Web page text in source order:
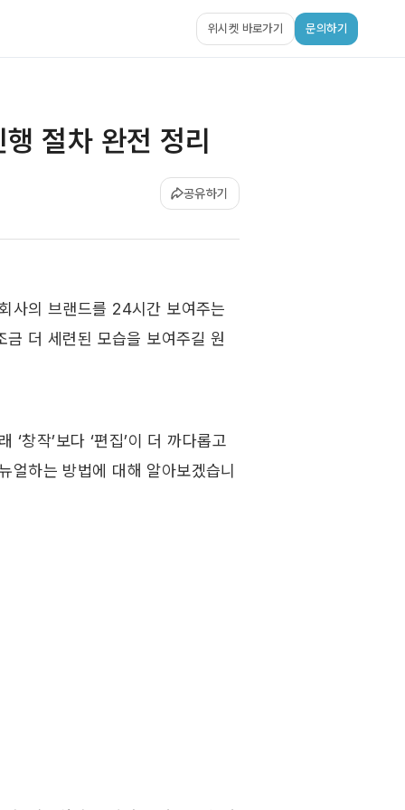
위시켓 바로가기 문의하기
절차 완전 정리
공유하기
사의 브랜드를 24시간 보여주는
더 세련된 모습을 보여주길 원
창작’보다 ‘편집’이 더 까다롭고
얼하는 방법에 대해 알아보겠습니